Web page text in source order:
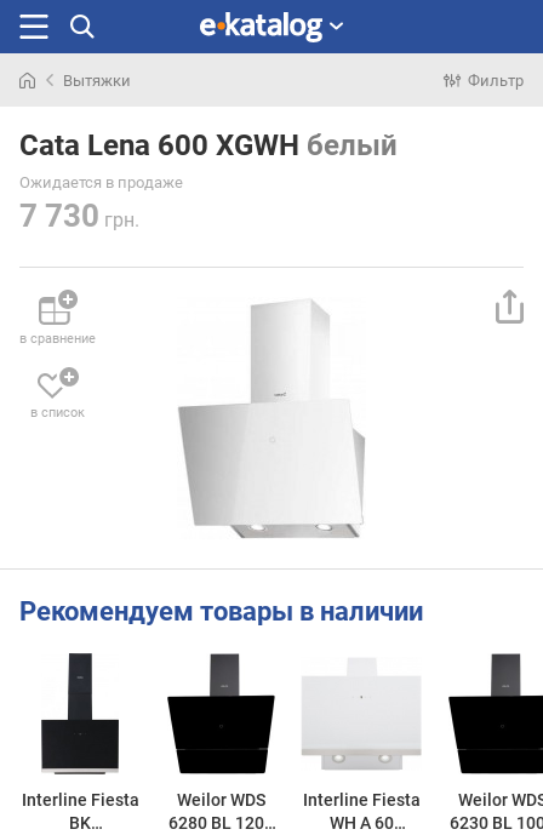
раньше
Вытяжки Фильтр
Cata Lena 600 XGWH белый
Ожидается в продаже
7 730 грн.
в сравнение
в список
Рекомендуем товары в наличии
Interline Fiesta
BK
Weilor WDS
6280 BL 1200
Interline Fiesta
WH A 60
Weilor
6230 BL